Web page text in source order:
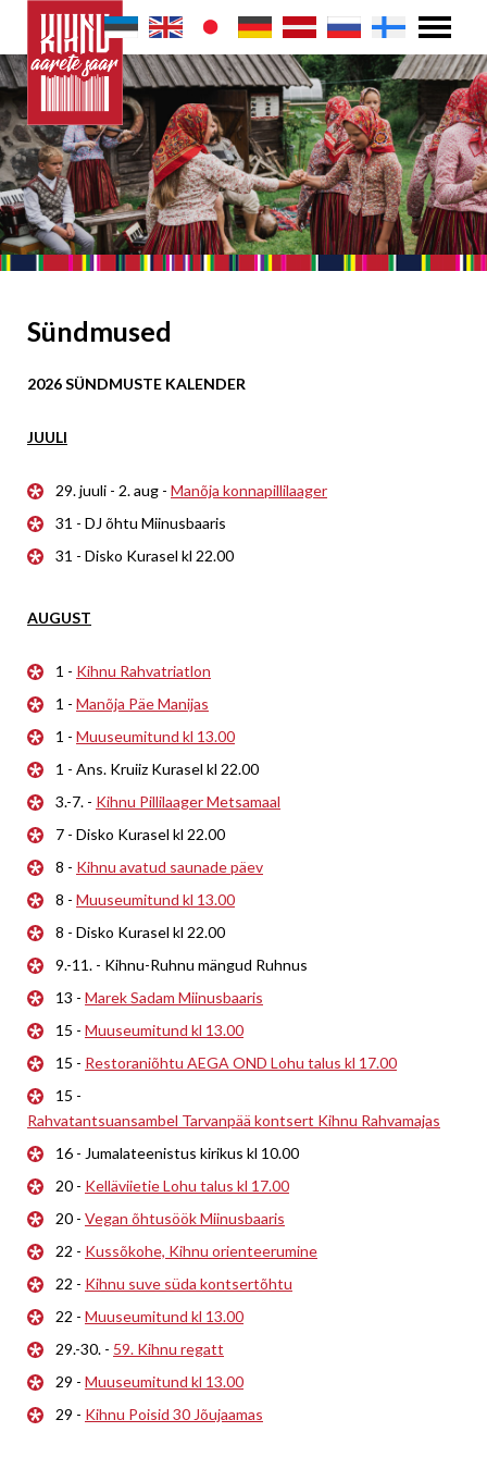
Sündmused
2026 SÜNDMUSTE KALENDER
JUULI
29. juuli - 2. aug - Manõja konnapillilaager
31 - DJ õhtu Miinusbaaris
31 - Disko Kurasel kl 22.00
AUGUST
1 - Kihnu Rahvatriatlon
1 - Manõja Päe Manijas
1 - Muuseumitund kl 13.00
1 - Ans. Kruiiz Kurasel kl 22.00
3.-7. - Kihnu Pillilaager Metsamaal
7 - Disko Kurasel kl 22.00
8 - Kihnu avatud saunade päev
8 - Muuseumitund kl 13.00
8 - Disko Kurasel kl 22.00
9.-11. - Kihnu-Ruhnu mängud Ruhnus
13 - Marek Sadam Miinusbaaris
15 - Muuseumitund kl 13.00
15 - Restoraniõhtu AEGA OND Lohu talus kl 17.00
15 -
Rahvatantsuansambel Tarvanpää kontsert Kihnu Rahvamajas
16 - Jumalateenistus kirikus kl 10.00
20 - Kelläviietie Lohu talus kl 17.00
20 - Vegan õhtusöök Miinusbaaris
22 - Kussõkohe, Kihnu orienteerumine
22 - Kihnu suve süda kontsertõhtu
22 - Muuseumitund kl 13.00
29.-30. - 59. Kihnu regatt
29 - Muuseumitund kl 13.00
29 - Kihnu Poisid 30 Jõujaamas